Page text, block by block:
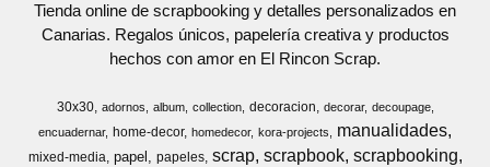
Tienda online de scrapbooking y detalles personalizados en
Canarias. Regalos únicos, papelería creativa y productos
hechos con amor en El Rincon Scrap.
30x30 adornos album collection decoracion decorar
decoupage
encuadernar
home-decor homedecor kora-projects manualidades
mixed-media papel papeles scrap scrapbook scrapbooking